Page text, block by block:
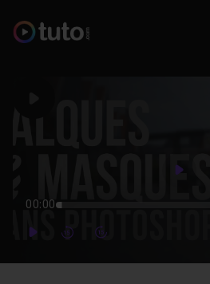
Play
00:00
PlayForwardForward